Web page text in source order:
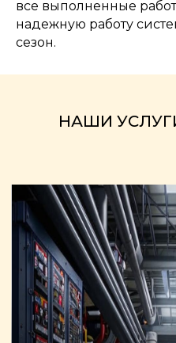
все выполненные
надежную работу
сезон.
НАШИ